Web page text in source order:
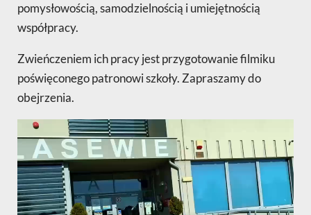
pomysłowością, samodzielnością i umiejętnością
współpracy.
Zwieńczeniem ich pracy jest przygotowanie filmiku
poświęconego patronowi szkoły. Zapraszamy do
obejrzenia.